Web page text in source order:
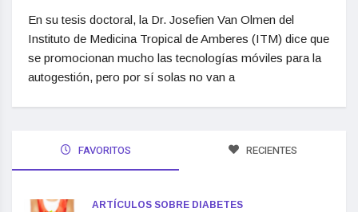
En su tesis doctoral, la Dr. Josefien Van Olmen del
Instituto de Medicina Tropical de Amberes (ITM) dice que
se promocionan mucho las tecnologías móviles para la
autogestión, pero por sí solas no van a
FAVORITOS RECIENTES
ARTÍCULOS SOBRE DIABETES